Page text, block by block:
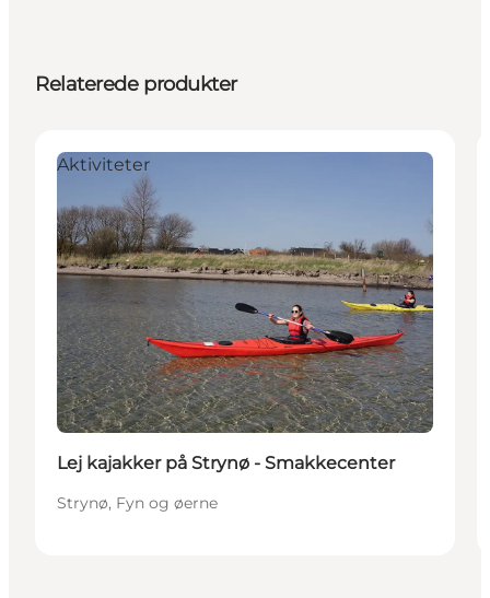
Relaterede produkter
Aktiviteter
Lej kajakker på Strynø - Smakkecenter
Strynø, Fyn og øerne